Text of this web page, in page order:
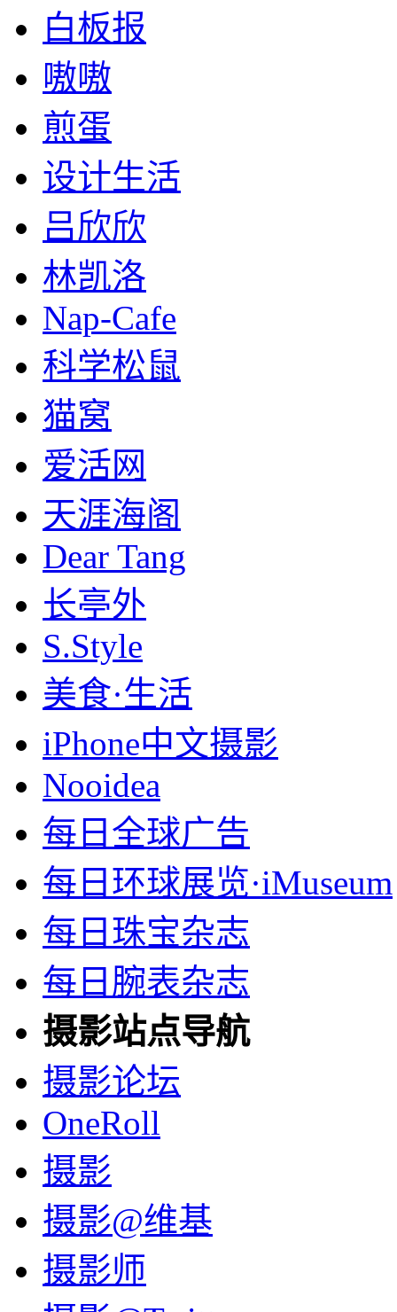
白板报
嗷嗷
煎蛋
设计生活
吕欣欣
林凯洛
Nap-Cafe
科学松鼠
猫窝
爱活网
天涯海阁
Dear Tang
长亭外
S.Style
美食·生活
iPhone中文摄影
Nooidea
每日全球广告
每日环球展览·iMuseum
每日珠宝杂志
每日腕表杂志
摄影站点导航
摄影论坛
OneRoll
摄影
摄影@维基
摄影师